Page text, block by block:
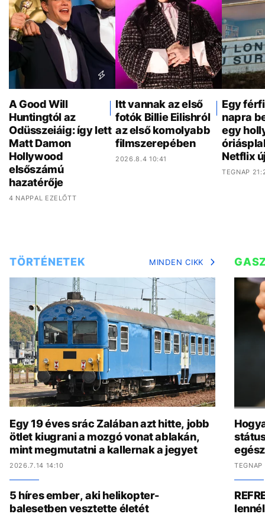
A Good Will
Huntingtól az
Odüsszeiáig: így lett
Matt Damon
Hollywood
elsőszámú
hazatérője
4 NAPPAL EZELŐTT
Itt vannak az első
fotók Billie Eilishról
az első komolyabb
filmszerepében
2026.8.4 10:41
Egy
napra
egy
Netflix
TEGNAP
TÖRTÉNETEK MINDEN CIKK
Egy 19 éves srác Zalában azt hitte, jobb
ötlet kiugrani a mozgó vonat ablakán,
mint megmutatni a kallernak a jegyet
2026.7.14 14:10
5 híres ember, aki helikopter-
balesetben vesztette életét